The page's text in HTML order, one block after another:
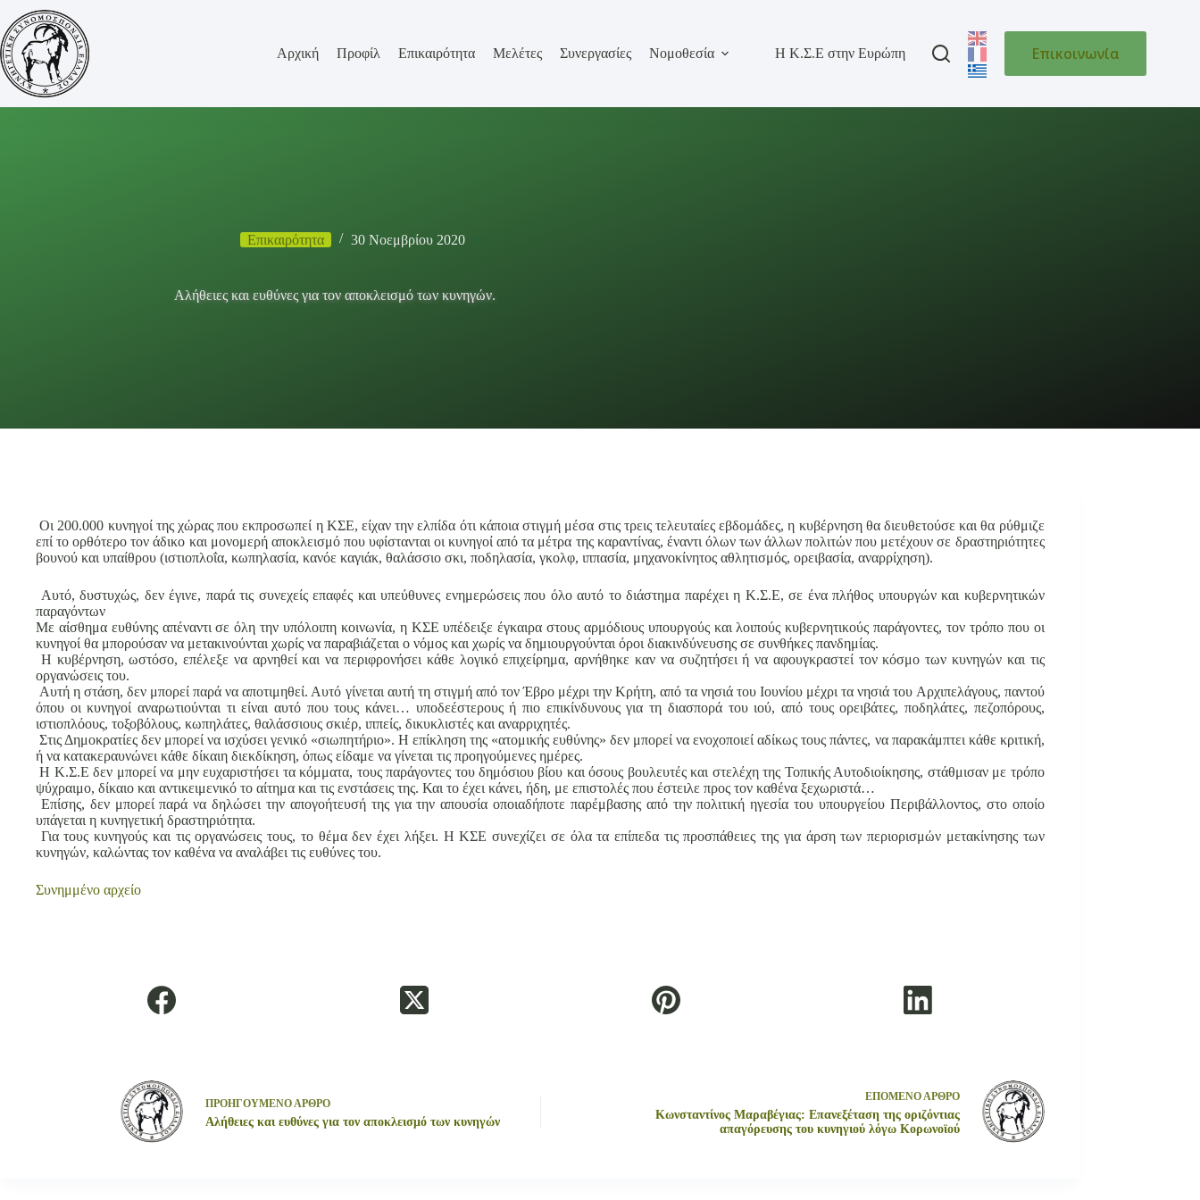
Μετάβαση
στο
περιεχόμενο
Αρχική
Προφίλ Επικαιρότητα Μελέτες Συνεργασίες Νομοθεσία Η Κ.Σ.Ε στην Ευρώπη Επικοινωνία
Επικαιρότητα 30 Νοεμβρίου 2020
Αλήθειες και ευθύνες για τον αποκλεισμό των κυνηγών.
Οι 200.000 κυνηγοί της χώρας που εκπροσωπεί η ΚΣΕ, είχαν την ελπίδα ότι κάποια στιγμή μέσα στις τρεις τελευταίες εβδομάδες, η κυβέρνηση θα διευθετούσε και θα ρύθμιζε
επί το ορθότερο τον άδικο και μονομερή αποκλεισμό που υφίστανται οι κυνηγοί από τα μέτρα της καραντίνας, έναντι όλων των άλλων πολιτών που μετέχουν σε δραστηριότητες
βουνού και υπαίθρου (ιστιοπλοΐα, κωπηλασία, κανόε καγιάκ, θαλάσσιο σκι, ποδηλασία, γκολφ, ιππασία, μηχανοκίνητος αθλητισμός, ορειβασία, αναρρίχηση).
Αυτό, δυστυχώς, δεν έγινε, παρά τις συνεχείς επαφές και υπεύθυνες ενημερώσεις που όλο αυτό το διάστημα παρέχει η Κ.Σ.Ε, σε ένα πλήθος υπουργών και κυβερνητικών
παραγόντων
Με αίσθημα ευθύνης απέναντι σε όλη την υπόλοιπη κοινωνία, η ΚΣΕ υπέδειξε έγκαιρα στους αρμόδιους υπουργούς και λοιπούς κυβερνητικούς παράγοντες, τον τρόπο που οι
κυνηγοί θα μπορούσαν να μετακινούνται χωρίς να παραβιάζεται ο νόμος και χωρίς να δημιουργούνται όροι διακινδύνευσης σε συνθήκες πανδημίας.
Η κυβέρνηση, ωστόσο, επέλεξε να αρνηθεί και να περιφρονήσει κάθε λογικό επιχείρημα, αρνήθηκε καν να συζητήσει ή να αφουγκραστεί τον κόσμο των κυνηγών και τις
οργανώσεις του.
Αυτή η στάση, δεν μπορεί παρά να αποτιμηθεί. Αυτό γίνεται αυτή τη στιγμή από τον Έβρο μέχρι την Κρήτη, από τα νησιά του Ιουνίου μέχρι τα νησιά του Αρχιπελάγους, παντού
όπου οι κυνηγοί αναρωτιούνται τι είναι αυτό που τους κάνει… υποδεέστερους ή πιο επικίνδυνους για τη διασπορά του ιού, από τους ορειβάτες, ποδηλάτες, πεζοπόρους,
ιστιοπλόους, τοξοβόλους, κωπηλάτες, θαλάσσιους σκιέρ, ιππείς, δικυκλιστές και αναρριχητές.
Στις Δημοκρατίες δεν μπορεί να ισχύσει γενικό «σιωπητήριο». Η επίκληση της «ατομικής ευθύνης» δεν μπορεί να ενοχοποιεί αδίκως τους πάντες, να παρακάμπτει κάθε κριτική,
ή να κατακεραυνώνει κάθε δίκαιη διεκδίκηση, όπως είδαμε να γίνεται τις προηγούμενες ημέρες.
Η Κ.Σ.Ε δεν μπορεί να μην ευχαριστήσει τα κόμματα, τους παράγοντες του δημόσιου βίου και όσους βουλευτές και στελέχη της Τοπικής Αυτοδιοίκησης, στάθμισαν με τρόπο
ψύχραιμο, δίκαιο και αντικειμενικό το αίτημα και τις ενστάσεις της. Και το έχει κάνει, ήδη, με επιστολές που έστειλε προς τον καθένα ξεχωριστά…
Επίσης, δεν μπορεί παρά να δηλώσει την απογοήτευσή της για την απουσία οποιαδήποτε παρέμβασης από την πολιτική ηγεσία του υπουργείου Περιβάλλοντος, στο οποίο
υπάγεται η κυνηγετική δραστηριότητα.
Για τους κυνηγούς και τις οργανώσεις τους, το θέμα δεν έχει λήξει. Η ΚΣΕ συνεχίζει σε όλα τα επίπεδα τις προσπάθειες της για άρση των περιορισμών μετακίνησης των
κυνηγών, καλώντας τον καθένα να αναλάβει τις ευθύνες του.
Συνημμένο αρχείο
ΠΡΟΗΓΟΥΜΕΝΟ ΑΡΘΡΟ
Αλήθειες και ευθύνες για τον αποκλεισμό των κυνηγών
ΕΠΟΜΕΝΟ ΑΡΘΡΟ
Κωνσταντίνος Μαραβέγιας: Επανεξέταση της οριζόντιας
απαγόρευσης του κυνηγιού λόγω Κορωνοϊού